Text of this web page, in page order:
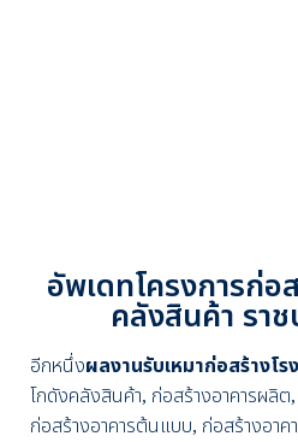
อัพเดทโครงการก่อ
คลังสินค้า รา
อีกหนึ่งผลงานรับเหมาก่อสร้างโร
โกดังคลังสินค้า, ก่อสร้างอาคารผลิต
ก่อสร้างอาคารต้นแบบ, ก่อสร้างอา